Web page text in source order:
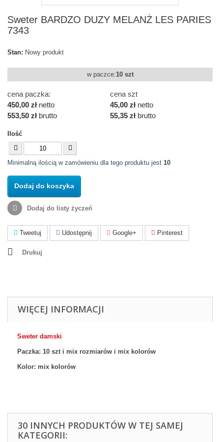
Sweter BARDZO DUZY MELANŻ LES PARIES
7343
Stan: Nowy produkt
w paczce:10 szt
cena paczka:
450,00 zł netto
553,50 zł brutto
cena szt
45,00 zł netto
55,35 zł brutto
Ilość
Minimalną ilością w zamówieniu dla tego produktu jest 10
Dodaj do koszyka
Dodaj do listy życzeń
Tweetuj Udostępnij Google+ Pinterest
Drukuj
WIĘCEJ INFORMACJI
Sweter damski
Paczka: 10 szt i mix rozmiarów i mix kolorów
Kolor: mix kolorów
30 INNYCH PRODUKTÓW W TEJ SAMEJ
KATEGORII: